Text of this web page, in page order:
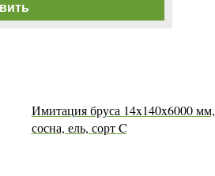
Имитация бруса 14x140x6000 мм,
сосна, ель, сорт C